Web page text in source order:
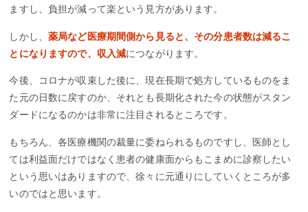
ますし、負担が減って楽という見方があります。
しかし、薬局など医療期間側から見ると、その分患者数は減るこ
とになりますので、収入減につながります。
今後、コロナが収束した後に、現在長期で処方しているものをま
た元の日数に戻すのか、それとも長期化された今の状態がスタン
ダードになるのかは非常に注目されるところです。
もちろん、各医療機関の裁量に委ねられるものですし、医師とし
ては利益面だけではなく患者の健康面からもこまめに診察したい
という思いはありますので、徐々に元通りにしていくところが多
いのではと思います。